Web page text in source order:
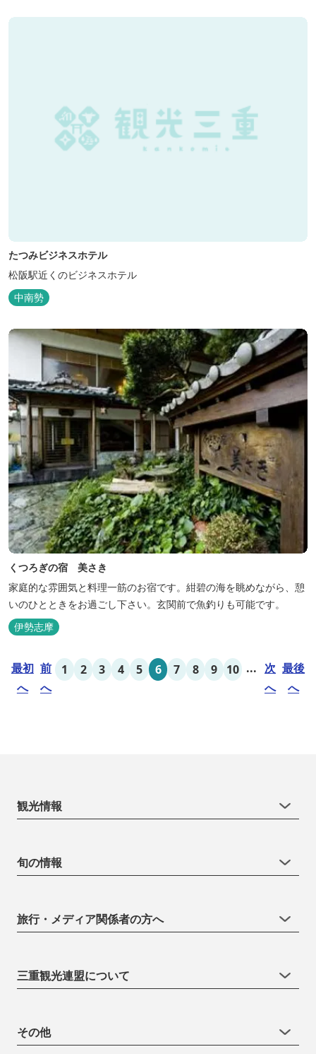
たつみビジネスホテル
松阪駅近くのビジネスホテル
中南勢
くつろぎの宿 美さき
家庭的な雰囲気と料理一筋のお宿です。紺碧の海を眺めながら、憩
いのひとときをお過ごし下さい。玄関前で魚釣りも可能です。
伊勢志摩
最初
へ
前
へ
1 2 3 4 5 6 7 8 9 10 ... 次
へ
最後
へ
観光情報
旬の情報
旅行・メディア関係者の方へ
三重観光連盟について
その他